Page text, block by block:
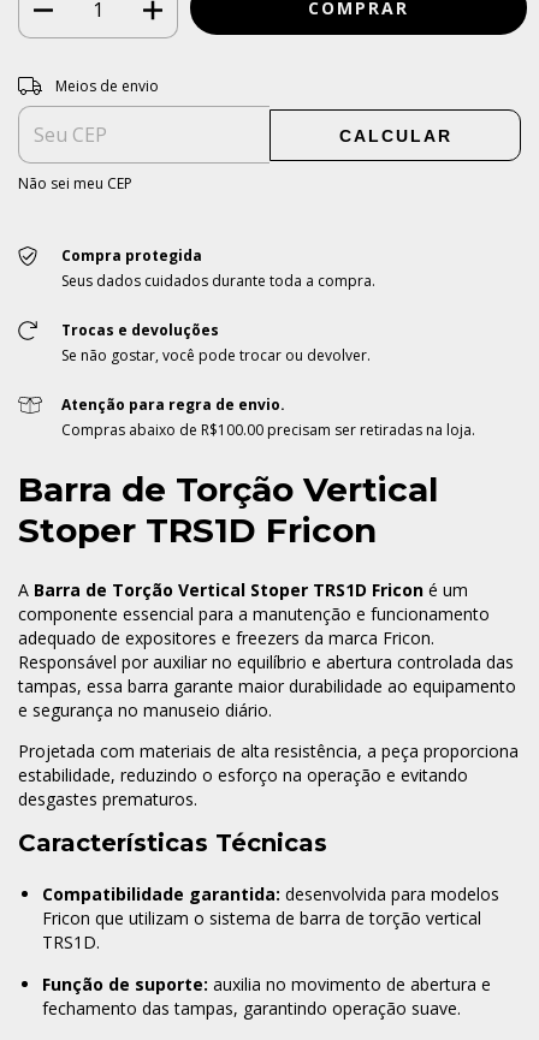
Entregas para o CEP:
Meios de envio
CALCULAR
Não sei meu CEP
Compra protegida
Seus dados cuidados durante toda a compra.
Trocas e devoluções
Se não gostar, você pode trocar ou devolver.
Atenção para regra de envio.
Compras abaixo de R$100.00 precisam ser retiradas na loja.
Barra de Torção Vertical
Stoper TRS1D Fricon
A Barra de Torção Vertical Stoper TRS1D Fricon é um
componente essencial para a manutenção e funcionamento
adequado de expositores e freezers da marca Fricon.
Responsável por auxiliar no equilíbrio e abertura controlada das
tampas, essa barra garante maior durabilidade ao equipamento
e segurança no manuseio diário.
Projetada com materiais de alta resistência, a peça proporciona
estabilidade, reduzindo o esforço na operação e evitando
desgastes prematuros.
Características Técnicas
Compatibilidade garantida: desenvolvida para modelos
Fricon que utilizam o sistema de barra de torção vertical
TRS1D.
Função de suporte: auxilia no movimento de abertura e
fechamento das tampas, garantindo operação suave.